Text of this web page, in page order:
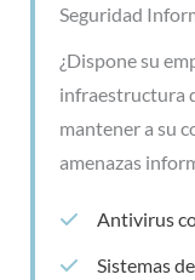
Seguridad
¿Dispone su
infraestructura
mantener a su
amenazas
Antivirus
Sistemas